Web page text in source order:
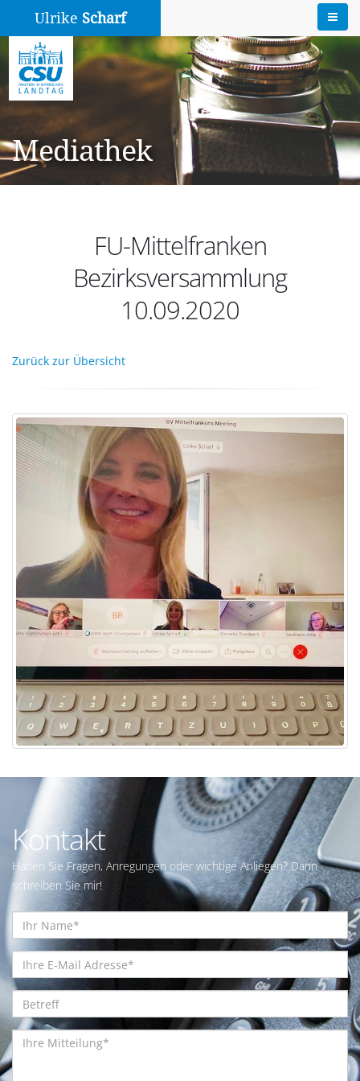
Ulrike Scharf
Mediathek
FU-Mittelfranken
Bezirksversammlung
10.09.2020
Zurück zur Übersicht
Kontakt
Haben Sie Fragen, Anregungen oder wichtige Anliegen? Dann
schreiben Sie mir!